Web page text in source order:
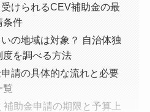
けられるCEV補助金の最
条件
の地域は対象？ 自治体独
度を調べる方法
請の具体的な流れと必要
覧
補助金申請の期限と予算上